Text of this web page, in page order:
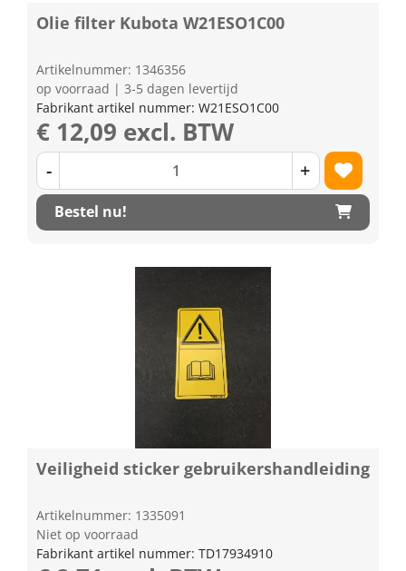
Olie filter Kubota W21ESO1C00
Artikelnummer: 1346356
op voorraad | 3-5 dagen levertijd
Fabrikant artikel nummer: W21ESO1C00
€ 12,09 excl. BTW
- +
Bestel nu!
Veiligheid sticker gebruikershandleiding
Artikelnummer: 1335091
Niet op voorraad
Fabrikant artikel nummer: TD17934910